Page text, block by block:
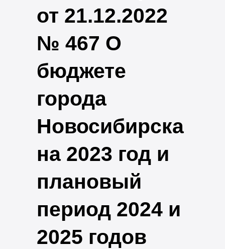
от 21.12.2022
№ 467 О
бюджете
города
Новосибирска
на 2023 год и
плановый
период 2024 и
2025 годов